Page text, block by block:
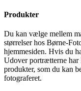
Produkter
Du kan vælge mellem
størrelser hos Børne-
hjemmesiden. Hvis du
Udover portrætterne
produkter, som du kan
fotograferet.